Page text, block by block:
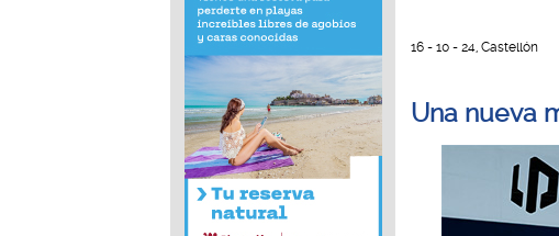
16 - 10 - 24, Castellón
Una nueva